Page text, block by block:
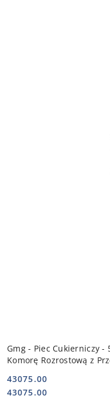
Gmg - Piec Cukierniczy -
Komorę Rozrostową z
Cena:
43075.00
Cena:
43075.00